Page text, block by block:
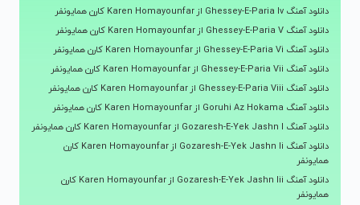
دانلود آهنگ Ghessey-E-Paria Iv از Karen Homayounfar کارن همایونفر
دانلود آهنگ Ghessey-E-Paria V از Karen Homayounfar کارن همایونفر
دانلود آهنگ Ghessey-E-Paria Vi از Karen Homayounfar کارن همایونفر
دانلود آهنگ Ghessey-E-Paria Vii از Karen Homayounfar کارن همایونفر
دانلود آهنگ Ghessey-E-Paria Viii از Karen Homayounfar کارن همایونفر
دانلود آهنگ Goruhi Az Hokama از Karen Homayounfar کارن همایونفر
دانلود آهنگ Gozaresh-E-Yek Jashn I از Karen Homayounfar کارن همایونفر
دانلود آهنگ Gozaresh-E-Yek Jashn Ii از Karen Homayounfar کارن
همایونفر
دانلود آهنگ Gozaresh-E-Yek Jashn Iii از Karen Homayounfar کارن
همایونفر